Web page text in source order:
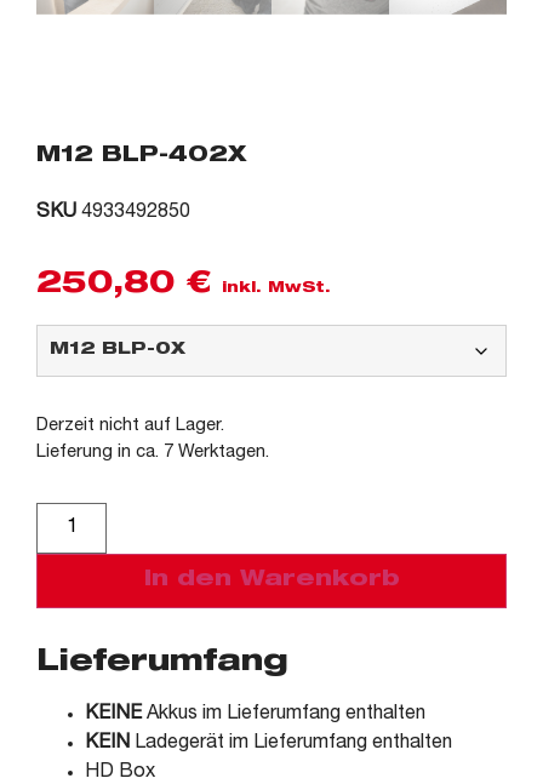
M12 BLP-402X
SKU 4933492850
250,80 € inkl. MwSt.
Derzeit nicht auf Lager.
Lieferung in ca. 7 Werktagen.
In den Warenkorb
Lieferumfang
KEINEAkkus im Lieferumfang enthalten
KEIN Ladegerät im Lieferumfang enthalten
HD Box